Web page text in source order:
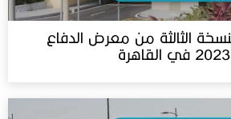
الثالثة من معرض الدفاع